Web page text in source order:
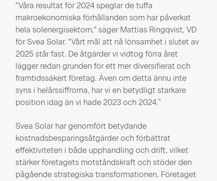
"Våra resultat för 2024 speglar de tuffa
makroekonomiska förhållanden som har påverkat
hela solenergisektorn," säger Mattias Ringqvist, VD
för Svea Solar. "Vårt mål att nå lönsamhet i slutet av
2025 står fast. De åtgärder vi vidtog förra året
lägger redan grunden för ett mer diversifierat och
framtidssäkert företag. Även om detta ännu inte
syns i helårssiffrorna, har vi en betydligt starkare
position idag än vi hade 2023 och 2024.”
Svea Solar har genomfört betydande
kostnadsbesparingsåtgärder och förbättrat
effektiviteten i både upphandling och drift, vilket
stärker företagets motståndskraft och stöder den
pågående strategiska transformationen. Företaget